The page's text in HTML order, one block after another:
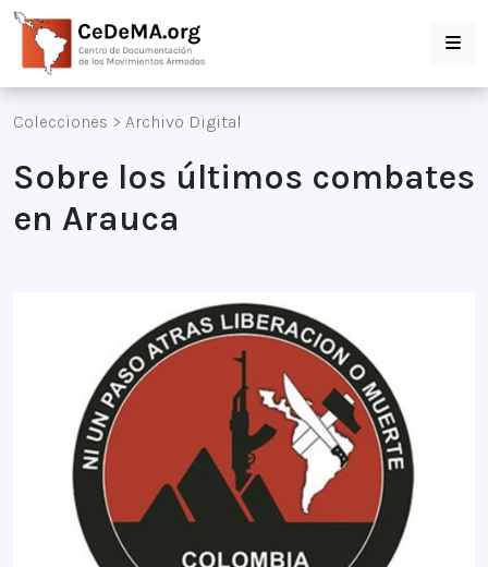
Colecciones > Archivo Digital
Sobre los últimos combates
en Arauca